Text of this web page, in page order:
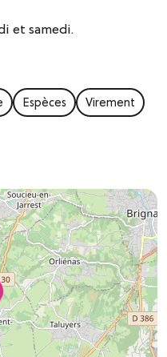
et samedi.
Espèces Virement